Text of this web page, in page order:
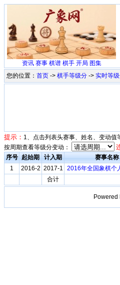
资讯 赛事 棋谱 棋手 开局 图集
您的位置： 首页 -> 棋手等级分 -> 实时等
提示： 1、点击列表头赛事、姓名、变动
按周期查看等级分变动：
序号 起始期 计入期 赛事名称
1
2016-2 2017-1 2016年全国象棋个
合计
Powered